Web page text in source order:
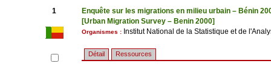
1
Enquête sur les migrations en milieu urbain – Bénin
[Urban Migration Survey – Benin 2000]
Organismes : Institut National de la Statistique et de
Détail Ressources